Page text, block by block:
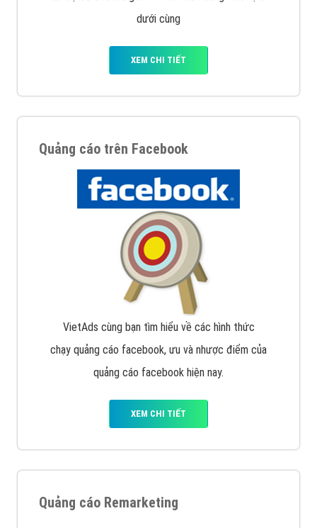
dưới cùng
XEM CHI TIẾT
Quảng cáo trên Facebook
VietAds cùng bạn tìm hiểu về các hình thức
chạy quảng cáo facebook, ưu và nhược điểm của
quảng cáo facebook hiện nay.
XEM CHI TIẾT
Quảng cáo Remarketing